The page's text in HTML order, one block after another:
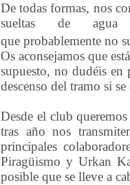
De todas formas, nos
sueltas de
que probablemente no
Os aconsejamos que
supuesto, no dudéis en
descenso del tramo si
Desde el club
tras año nos
principales
Piragüismo y Urkan
posible que se lleve a